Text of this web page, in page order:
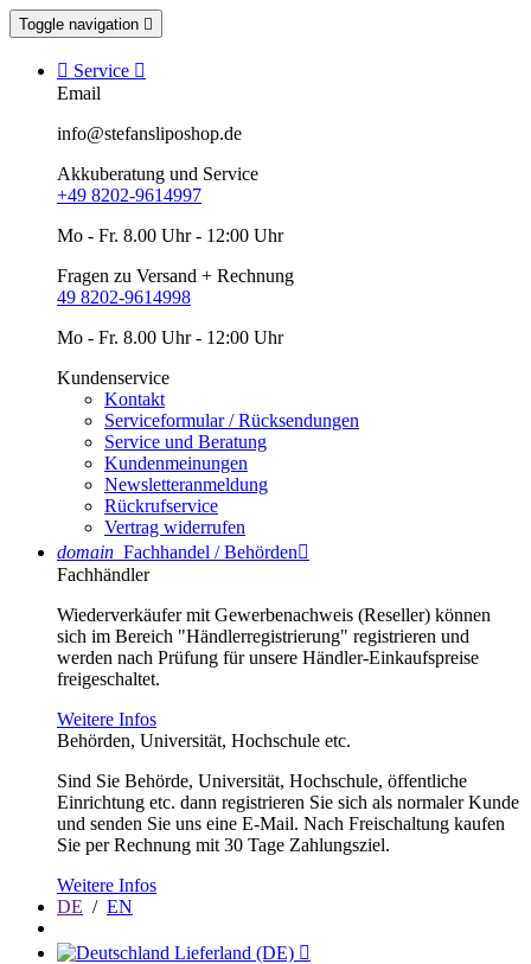
Toggle navigation 
 Service 
Email
info@stefansliposhop.de
Akkuberatung und Service
+49 8202-9614997
Mo - Fr. 8.00 Uhr - 12:00 Uhr
Fragen zu Versand + Rechnung
49 8202-9614998
Mo - Fr. 8.00 Uhr - 12:00 Uhr
Kundenservice
Kontakt
Serviceformular / Rücksendungen
Service und Beratung
Kundenmeinungen
Newsletteranmeldung
Rückrufservice
Vertrag widerrufen
domain Fachhandel / Behörden
Fachhändler
Wiederverkäufer mit Gewerbenachweis (Reseller) können
sich im Bereich "Händlerregistrierung" registrieren und
werden nach Prüfung für unsere Händler-Einkaufspreise
freigeschaltet.
Weitere Infos
Behörden, Universität, Hochschule etc.
Sind Sie Behörde, Universität, Hochschule, öffentliche
Einrichtung etc. dann registrieren Sie sich als normaler Kunde
und senden Sie uns eine E-Mail. Nach Freischaltung kaufen
Sie per Rechnung mit 30 Tage Zahlungsziel.
Weitere Infos
DE / EN
Lieferland (DE) 